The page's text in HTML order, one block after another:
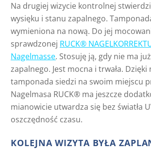
Na drugiej wizycie kontrolnej
wysięku i stanu zapalnego.
wymieniona na nową. Do jej
sprawdzonej RUCK®
Nagelmasse. Stosuję ją, gdy nie ma
zapalnego. Jest mocna i trwała. Dzięki
tamponada siedzi na swoim miejscu
Nagelmasa RUCK® ma jeszcze
mianowicie utwardza się bez światła
oszczędność czasu.
KOLEJNA WIZYTA BYŁA